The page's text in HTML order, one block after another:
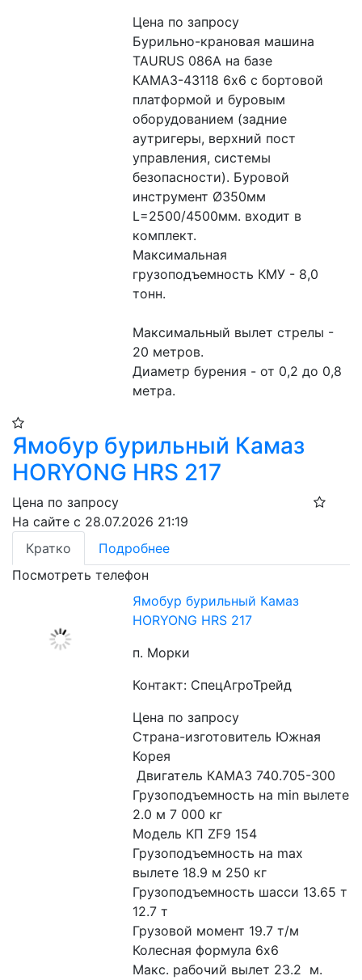
Цена по запросу
Бурильно-крановая машина
TAURUS 086A на базе
КАМАЗ-43118 6х6 с бортовой
платформой и буровым
оборудованием (задние
аутригеры, верхний пост
управления, системы
безопасности). Буровой
инструмент Ø350мм
L=2500/4500мм. входит в
комплект.
Максимальная
грузоподъемность КМУ - 8,0
тонн.
Максимальный вылет стрелы -
20 метров.
Диаметр бурения - от 0,2 до 0,8
метра.
Ямобур бурильный Камаз
HORYONG HRS 217
Цена по запросу
На сайте с 28.07.2026 21:19
Кратко
Подробнее
Посмотреть телефон
Ямобур бурильный Камаз
HORYONG HRS 217
п. Морки
Контакт: СпецАгроТрейд
Цена по запросу
Страна-изготовитель Южная
Корея
Двигатель КАМАЗ 740.705-300
Грузоподъемность на min вылете
2.0 м 7 000 кг
Модель КП ZF9 154
Грузоподъемность на max
вылете 18.9 м 250 кг
Грузоподъемность шасси 13.65 т
12.7 т
Грузовой момент 19.7 т/м
Колесная формула 6х6
Макс. рабочий вылет 23.2  м.